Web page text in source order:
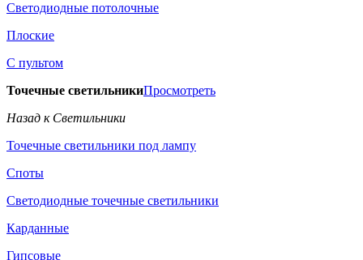
Светодиодные потолочные
Плоские
С пультом
Точечные светильникиПросмотреть
Назад к Светильники
Точечные светильники под лампу
Споты
Светодиодные точечные светильники
Карданные
Гипсовые